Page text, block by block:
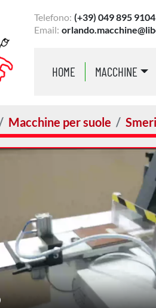
Telefono: (+39) 049 895 9104
Email:
HOME MACCHINE
Macchine per suole